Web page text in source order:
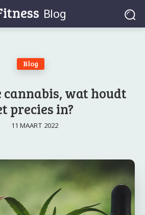
Blog
Blog
wat houdt
precies in?
11 MAART 2022